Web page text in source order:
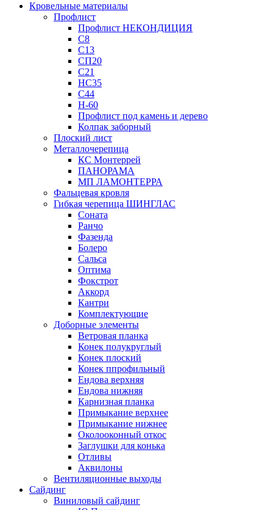
Кровельные материалы
Профлист
Профлист НЕКОНДИЦИЯ
С8
С13
СП20
С21
НС35
С44
Н-60
Профлист под камень и дерево
Колпак заборный
Плоский лист
Металлочерепица
КС Монтеррей
ПАНОРАМА
МП ЛАМОНТЕРРА
Фальцевая кровля
Гибкая черепица ШИНГЛАС
Соната
Ранчо
Фазенда
Болеро
Сальса
Оптима
Фокстрот
Аккорд
Кантри
Комплектующие
Доборные элементы
Ветровая планка
Конек полукруглый
Конек плоский
Конек ппрофильный
Ендова верхняя
Ендова нижняя
Карнизная планка
Примыкание верхнее
Примыкание нижнее
Околооконный откос
Заглушки для конька
Отливы
Аквилоны
Вентиляционные выходы
Сайдинг
Виниловый сайдинг